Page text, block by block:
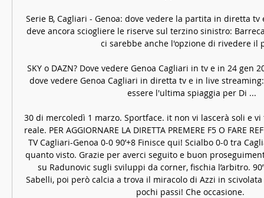
Serie B, Cagliari - Genoa: dove vedere la partita in diretta
deve ancora sciogliere le riserve sul terzino sinistro:
ci sarebbe anche l'opzione di rivedere il
SKY o DAZN? Dove vedere Genoa Cagliari in tv e in 24 gen
dove vedere Genoa Cagliari in diretta tv e in live
essere l'ultima spiaggia per Di ...
30 di mercoledì 1 marzo. Sportface. it non vi lascerà soli e
reale. PER AGGIORNARE LA DIRETTA PREMERE F5 O FARE
TV Cagliari-Genoa 0-0 90’+8 Finisce qui! Scialbo 0-0 tra
quanto visto. Grazie per averci seguito e buon
su Radunovic sugli sviluppi da corner, fischia l’arbitro.
Sabelli, poi però calcia a trova il miracolo di Azzi in
pochi passi! Che occasione.